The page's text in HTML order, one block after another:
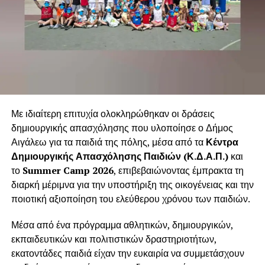
.
.
Με ιδιαίτερη επιτυχία ολοκληρώθηκαν οι δράσεις
δημιουργικής απασχόλησης που υλοποίησε ο Δήμος
Αιγάλεω για τα παιδιά της πόλης, μέσα από τα Κέντρα
Δημιουργικής Απασχόλησης Παιδιών (Κ.Δ.Α.Π.)και
το Summer Camp 2026, επιβεβαιώνοντας έμπρακτα τη
διαρκή μέριμνα για την υποστήριξη της οικογένειας και την
ποιοτική αξιοποίηση του ελεύθερου χρόνου των παιδιών.
Μέσα από ένα πρόγραμμα αθλητικών, δημιουργικών,
εκπαιδευτικών και πολιτιστικών δραστηριοτήτων,
εκατοντάδες παιδιά είχαν την ευκαιρία να συμμετάσχουν